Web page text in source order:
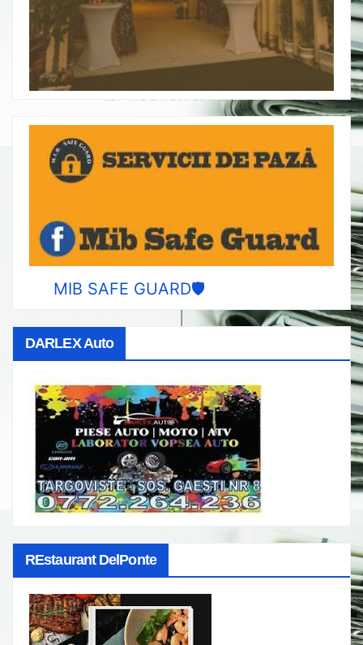
MIB SAFE GUARD🛡️
DARLEX Auto
REstaurant DelPonte